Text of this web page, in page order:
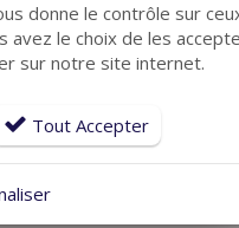
par nos clients
donne le contrôle sur
avez le choix de les
sur notre site internet.
Tout Accepter